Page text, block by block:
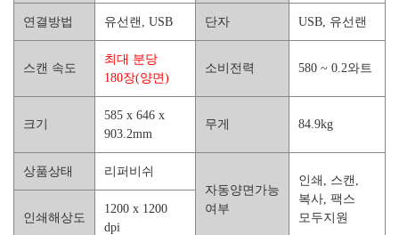
연결방법 유선랜, USB 단자 USB, 유선랜
스캔 속도
최대 분당
180장(양면)
소비전력 580 ~ 0.2와트
크기
585 x 646 x
903.2mm
무게 84.9kg
상품상태
리퍼비쉬
자동양면가능
여부
인쇄, 스캔,
복사, 팩스
모두지원
인쇄해상도
1200 x 1200
dpi